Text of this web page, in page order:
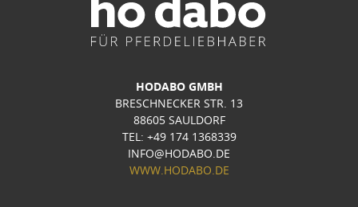
HODABO GMBH
BRESCHNECKER STR. 13
88605 SAULDORF
TEL: +49 174 1368339
INFO@HODABO.DE
WWW.HODABO.DE